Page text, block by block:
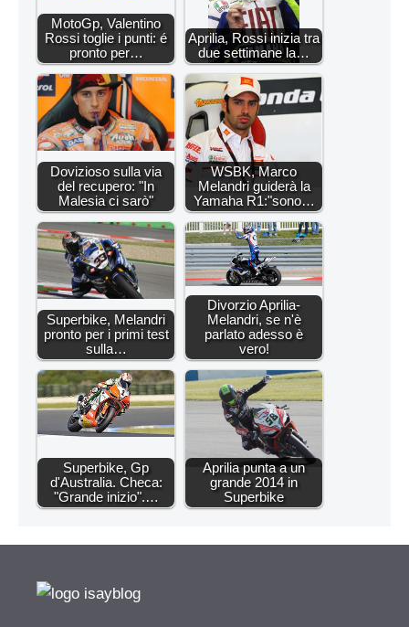
MotoGp, Valentino
Rossi toglie i punti: é
pronto per…
Aprilia, Rossi inizia tra
due settimane la…
Dovizioso sulla via
del recupero: "In
Malesia ci sarò"
WSBK, Marco
Melandri guiderà la
Yamaha R1:"sono…
Superbike, Melandri
pronto per i primi test
sulla…
Divorzio Aprilia-
Melandri, se n'è
parlato adesso è
vero!
Superbike, Gp
d'Australia. Checa:
"Grande inizio".…
Aprilia punta a un
grande 2014 in
Superbike